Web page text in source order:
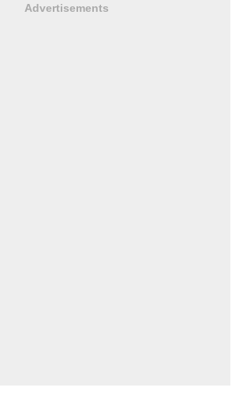
Advertisements